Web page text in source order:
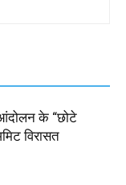
के “छोटे
विरासत